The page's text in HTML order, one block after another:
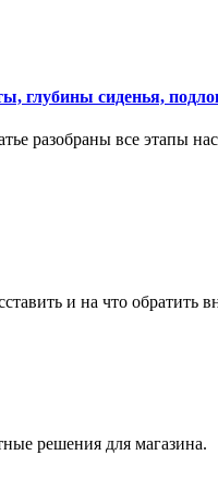
глубины сиденья,
разобраны все этапы
и на что
решения для магазина.